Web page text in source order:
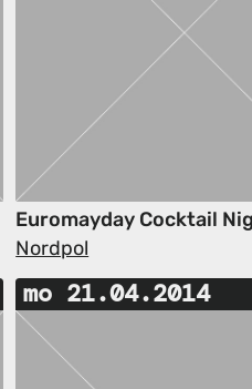
Euromayday Cocktail
Nordpol
mo 21.04.2014